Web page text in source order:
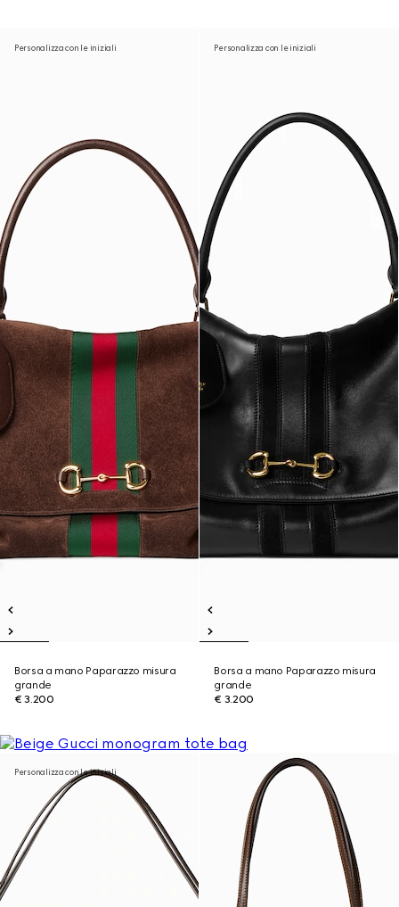
Personalizza con le iniziali
Borsa a mano Paparazzo misura
grande
€ 3.200
Personalizza con le iniziali
Borsa a mano Paparazzo misura
grande
€ 3.200
Personalizza con le iniziali